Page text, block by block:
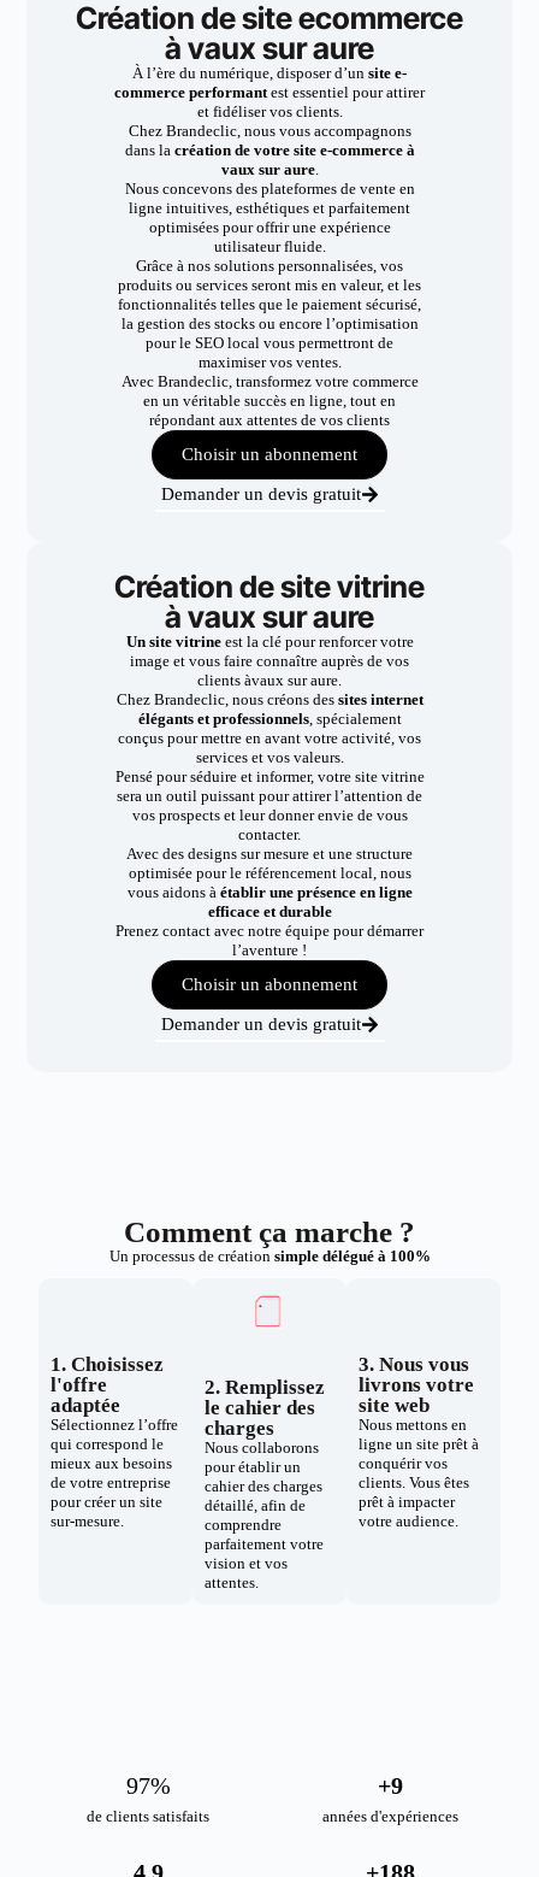
Création de site ecommerce
à vaux sur aure
À l’ère du numérique, disposer d’un site e-
commerce performantest essentiel pour attirer
et fidéliser vos clients.
Chez Brandeclic, nous vous accompagnons
dans la création de votre site e-commerce à
vaux sur aure.
Nous concevons des plateformes de vente en
ligne intuitives, esthétiques et parfaitement
optimisées pour offrir une expérience
utilisateur fluide.
Grâce à nos solutions personnalisées, vos
produits ou services seront mis en valeur, et les
fonctionnalités telles que le paiement sécurisé,
la gestion des stocks ou encore l’optimisation
pour le SEO local vous permettront de
maximiser vos ventes.
Avec Brandeclic, transformez votre commerce
en un véritable succès en ligne, tout en
répondant aux attentes de vos clients
Choisir un abonnement
Demander un devis gratuit
Création de site vitrine
à vaux sur aure
Un site vitrineest la clé pour renforcer votre
image et vous faire connaître auprès de vos
clients àvaux sur aure.
Chez Brandeclic, nous créons dessites internet
élégants et professionnels, spécialement
conçus pour mettre en avant votre activité, vos
services et vos valeurs.
Pensé pour séduire et informer, votre site vitrine
sera un outil puissant pour attirer l’attention de
vos prospects et leur donner envie de vous
contacter.
Avec des designs sur mesure et une structure
optimisée pour le référencement local, nous
vous aidons à établir une présence en ligne
efficace et durable
Prenez contact avec notre équipe pour démarrer
l’aventure !
Choisir un abonnement
Demander un devis gratuit
Comment ça marche ?
Un processus de création simple délégué à 100%
1. Choisissez
l'offre
adaptée
Sélectionnez l’offre
qui correspond le
mieux aux besoins
de votre entreprise
pour créer un site
sur-mesure.
2. Remplissez
le cahier des
charges
Nous collaborons
pour établir un
cahier des charges
détaillé, afin de
comprendre
parfaitement votre
vision et vos
attentes.
3. Nous vous
livrons votre
site web
Nous mettons en
ligne un site prêt à
conquérir vos
clients. Vous êtes
prêt à impacter
votre audience.
de clients satisfaits
98%
années d'expériences
+10